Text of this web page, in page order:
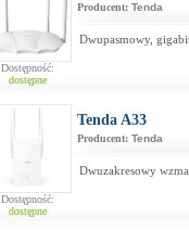
Dostępność:
dostępne
Producent: Tenda
Dwupasmowy,
Dostępność:
dostępne
Tenda A33
Producent: Tenda
Dwuzakresowy